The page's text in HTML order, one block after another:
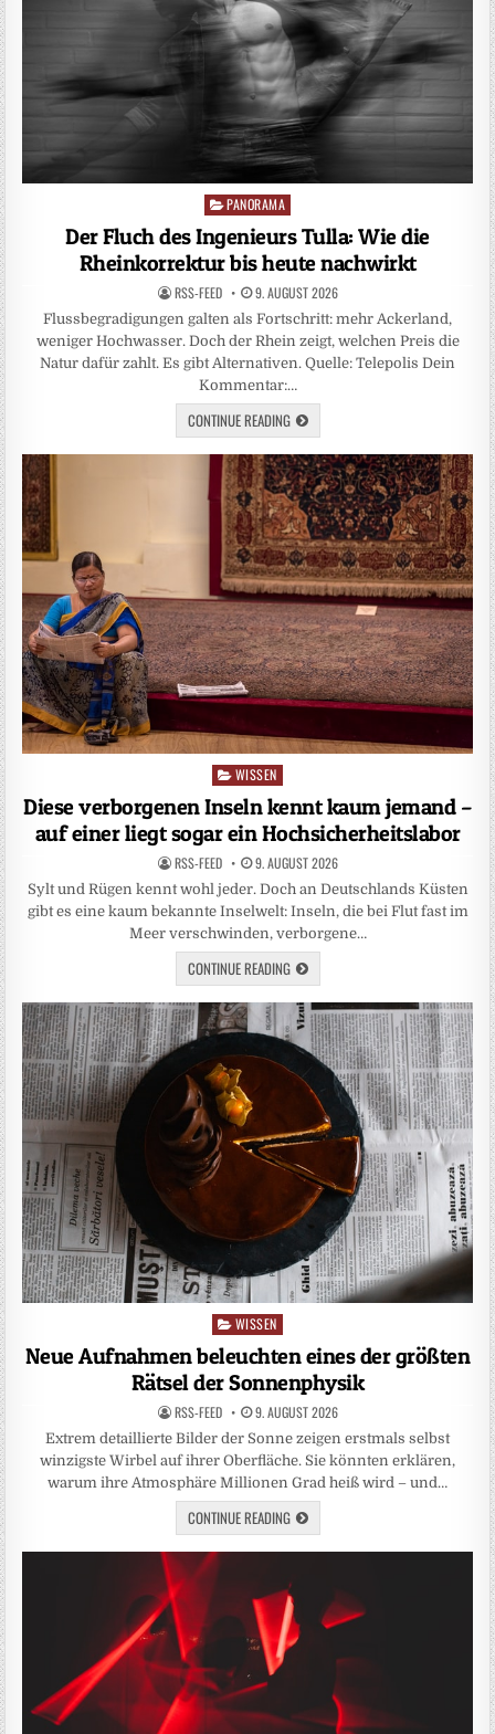
Posted
PANORAMA
Der Fluch des Ingenieurs Tulla: Wie die
Rheinkorrektur bis heute nachwirkt
RSS-FEED 9. AUGUST 2026
Flussbegradigungen galten als Fortschritt: mehr Ackerland,
weniger Hochwasser. Doch der Rhein zeigt, welchen Preis die
Natur dafür zahlt. Es gibt Alternativen. Quelle: Telepolis Dein
Kommentar:…
CONTINUE READING
Posted
WISSEN
Diese verborgenen Inseln kennt kaum jemand –
auf einer liegt sogar ein Hochsicherheitslabor
RSS-FEED 9. AUGUST 2026
Sylt und Rügen kennt wohl jeder. Doch an Deutschlands Küsten
gibt es eine kaum bekannte Inselwelt: Inseln, die bei Flut fast im
Meer verschwinden, verborgene…
CONTINUE READING
Posted
in
WISSEN
Neue Aufnahmen beleuchten eines der größten
Rätsel der Sonnenphysik
RSS-FEED 9. AUGUST 2026
Extrem detaillierte Bilder der Sonne zeigen erstmals selbst
winzigste Wirbel auf ihrer Oberfläche. Sie könnten erklären,
warum ihre Atmosphäre Millionen Grad heiß wird – und…
CONTINUE READING